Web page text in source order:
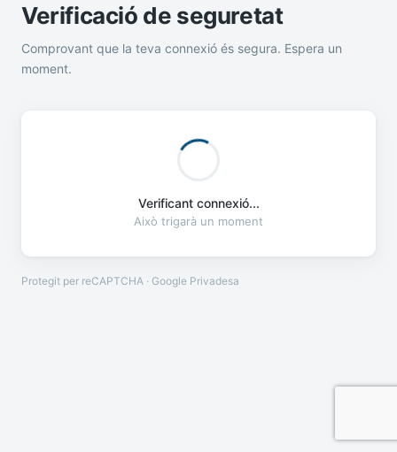
Verificació de seguretat
Comprovant que la teva connexió és segura. Espera un
moment.
Verificant connexió...
Això trigarà un moment
Protegit per reCAPTCHA · Google Privadesa